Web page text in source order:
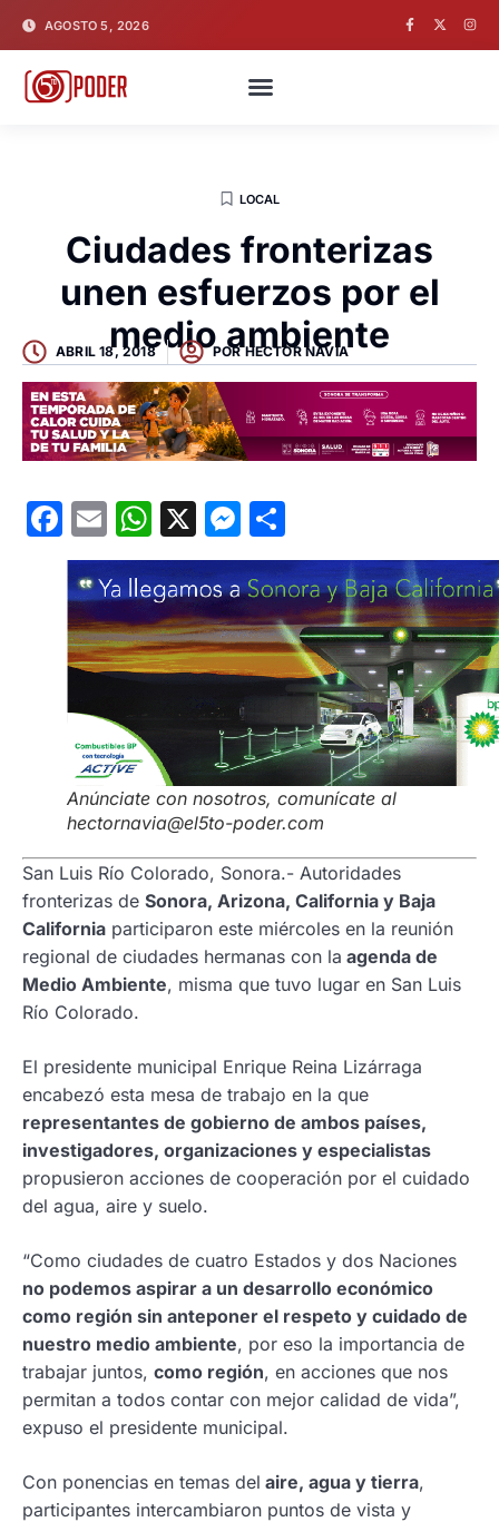
AGOSTO 5, 2026
LOCAL
Ciudades fronterizas
unen esfuerzos por el
medio ambiente
ABRIL 18, 2018 PORHECTOR NAVIA
Facebook
EmailWhatsApp
X Messenger
Anúnciate con nosotros, comunícate al
hectornavia@el5to-poder.com
San Luis Río Colorado, Sonora.- Autoridades
fronterizas de Sonora, Arizona, California y Baja
California participaron este miércoles en la reunión
regional de ciudades hermanas con la agenda de
Medio Ambiente, misma que tuvo lugar en San Luis
Río Colorado.
El presidente municipal Enrique Reina Lizárraga
encabezó esta mesa de trabajo en la que
representantes de gobierno de ambos países,
investigadores, organizaciones y especialistas
propusieron acciones de cooperación por el cuidado
del agua, aire y suelo.
“Como ciudades de cuatro Estados y dos Naciones
no podemos aspirar a un desarrollo económico
como región sin anteponer el respeto y cuidado de
nuestro medio ambiente, por eso la importancia de
trabajar juntos, como región, en acciones que nos
permitan a todos contar con mejor calidad de vida”,
expuso el presidente municipal.
Con ponencias en temas del aire, agua y tierra,
participantes intercambiaron puntos de vista y